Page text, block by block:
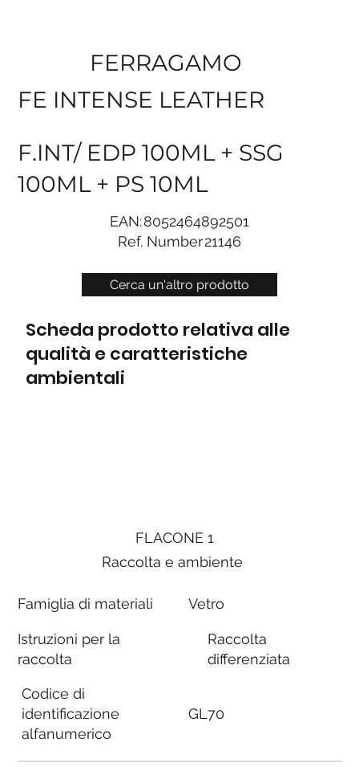
Cerca un'altro prodotto
FERRAGAMO
FE INTENSE LEATHER
F.INT/ EDP 100ML + SSG
100ML + PS 10ML
EAN:8052464892501
Ref. Number21146
Scheda prodotto relativa alle
qualità e caratteristiche
ambientali
FLACONE 1
Raccolta e ambiente
Famiglia di materiali
Istruzioni per la
raccolta
Codice di
identificazione
alfanumerico
Vetro
Raccolta
differenziata
GL70